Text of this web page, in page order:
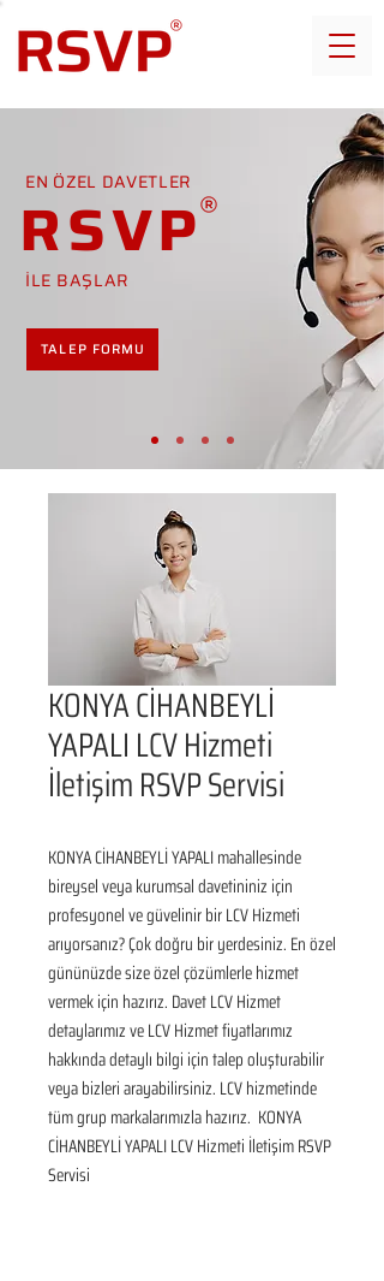
EN ÖZEL DAVETLER
RSVP
İLE BAŞLAR
TALEP FORMU
KONYA CİHANBEYLİ
YAPALI LCV Hizmeti
İletişim RSVP Servisi
KONYA CİHANBEYLİ YAPALI mahallesinde
bireysel veya kurumsal davetininiz için
profesyonel ve güvelinir bir LCV Hizmeti
arıyorsanız? Çok doğru bir yerdesiniz. En özel
gününüzde size özel çözümlerle hizmet
vermek için hazırız. Davet LCV Hizmet
detaylarımız ve LCV Hizmet fiyatlarımız
hakkında detaylı bilgi için talep oluşturabilir
veya bizleri arayabilirsiniz. LCV hizmetinde
tüm grup markalarımızla hazırız.  KONYA
CİHANBEYLİ YAPALI LCV Hizmeti İletişim RSVP
Servisi